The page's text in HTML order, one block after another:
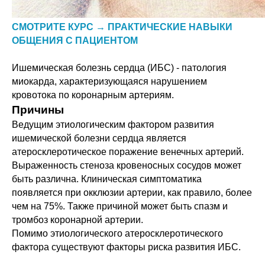
СМОТРИТЕ КУРС → ПРАКТИЧЕСКИЕ НАВЫКИ
ОБЩЕНИЯ С ПАЦИЕНТОМ
Ишемическая болезнь сердца (ИБС) - патология
миокарда, характеризующаяся нарушением
кровотока по коронарным артериям.
Причины
Ведущим этиологическим фактором развития
ишемической болезни сердца является
атеросклеротическое поражение венечных артерий.
Выраженность стеноза кровеносных сосудов может
быть различна. Клиническая симптоматика
появляется при окклюзии артерии, как правило, более
чем на 75%. Также причиной может быть спазм и
тромбоз коронарной артерии.
Помимо этиологического атеросклеротического
фактора существуют факторы риска развития ИБС.